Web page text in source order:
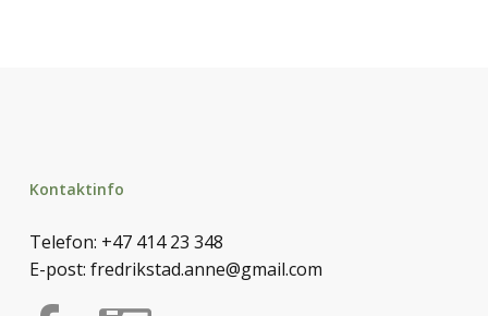
Kontaktinfo
Telefon: +47 414 23 348
E-post: fredrikstad.anne@gmail.com